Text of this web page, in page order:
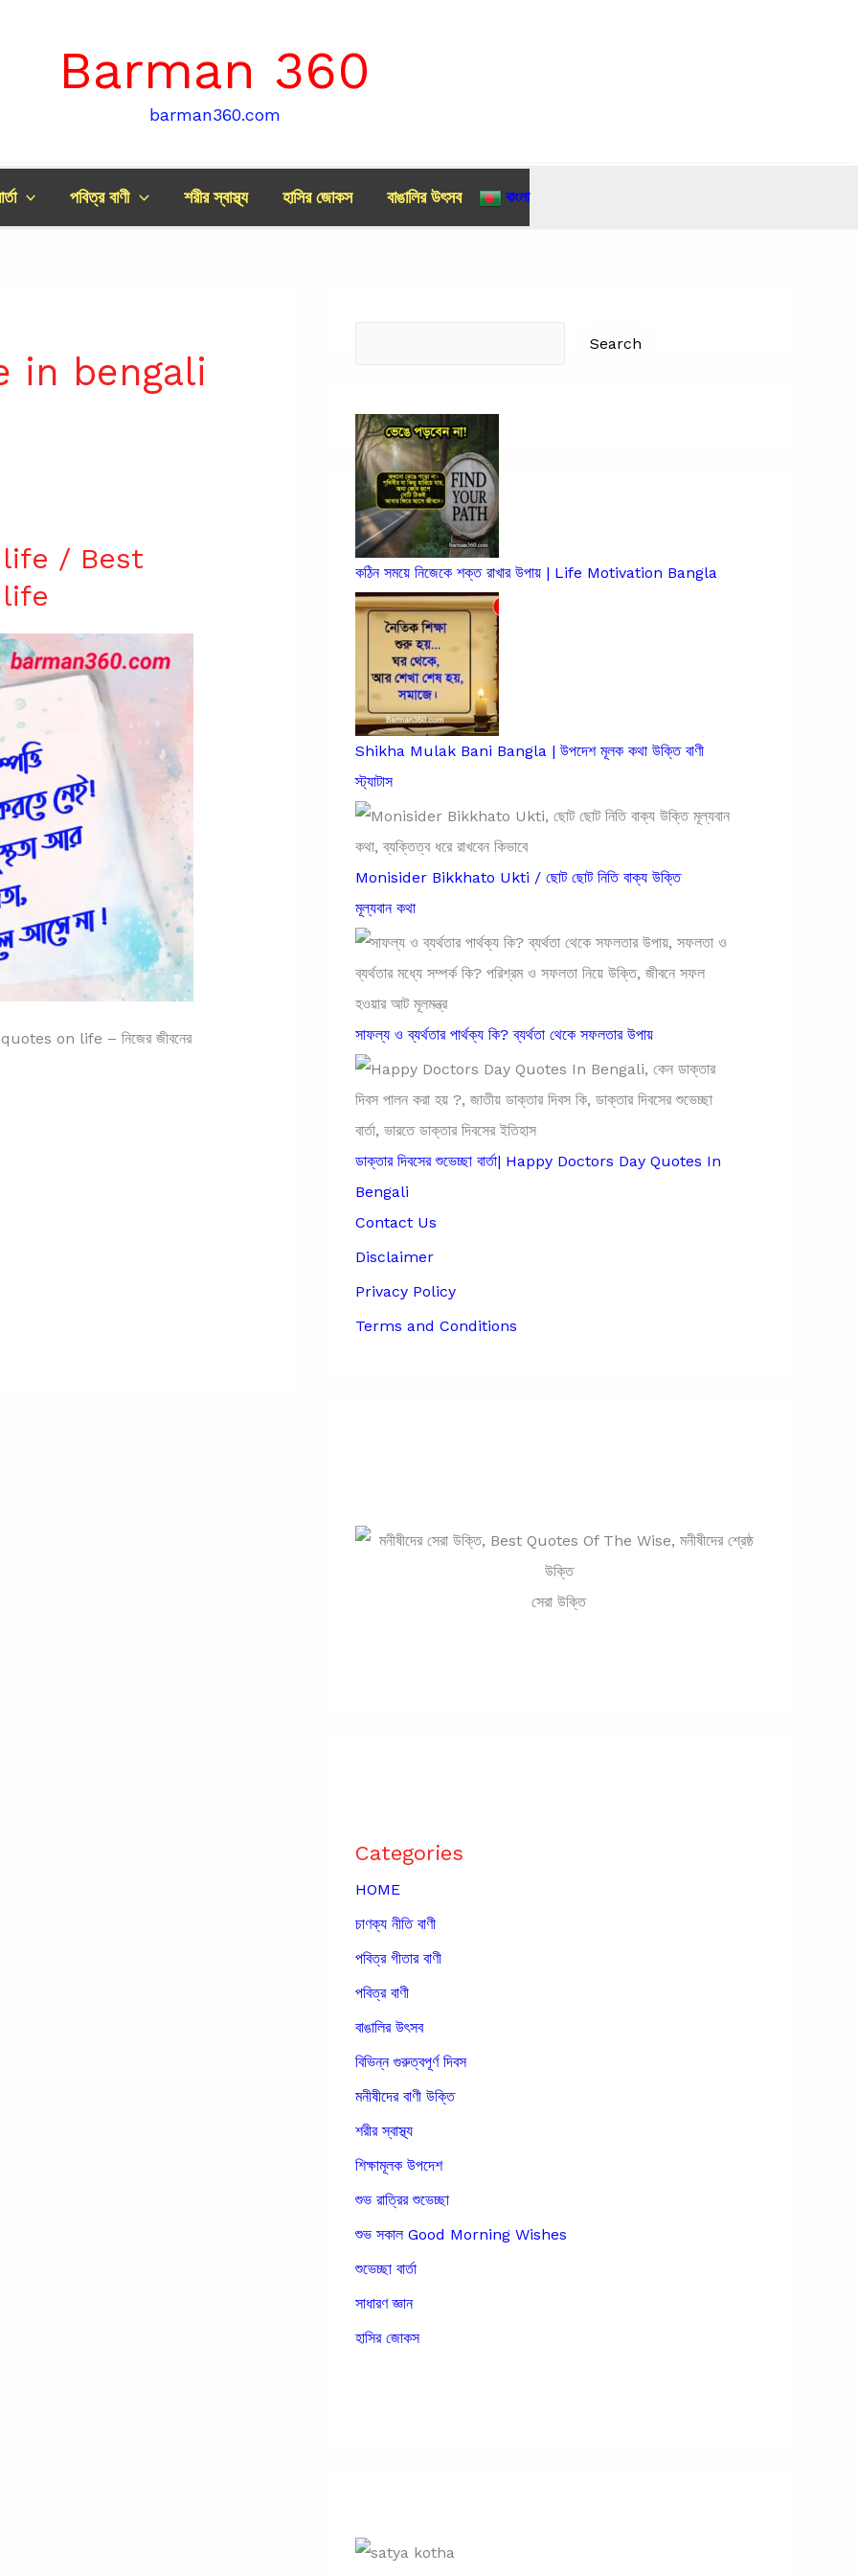
Barman 360
barman360.com
পবিত্র বাণী শরীর স্বাস্থ্য হাসির জোকস বাঙালির উৎসব বাংলা
in bengali
life / Best
on life – নিজের জীবনের
Search
কঠিন সময়ে নিজেকে শক্ত রাখার উপায় | Life Motivation Bangla
Shikha Mulak Bani Bangla | উপদেশ মূলক কথা উক্তি বাণী
স্ট্যাটাস
Monisider Bikkhato Ukti / ছোট ছোট নিতি বাক্য উক্তি
মূল্যবান কথা
সাফল্য ও ব্যর্থতার পার্থক্য কি? ব্যর্থতা থেকে সফলতার উপায়
ডাক্তার দিবসের শুভেচ্ছা বার্তা| Happy Doctors Day Quotes In
Bengali
Contact Us
Disclaimer
Privacy Policy
Terms and Conditions
সেরা উক্তি
Categories
HOME
চাণক্য নীতি বাণী
পবিত্র গীতার বাণী
পবিত্র বাণী
বাঙালির উৎসব
বিভিন্ন গুরুত্বপূর্ণ দিবস
মনীষীদের বাণী উক্তি
শরীর স্বাস্থ্য
শিক্ষামূলক উপদেশ
শুভ রাত্রির শুভেচ্ছা
শুভ সকাল Good Morning Wishes
শুভেচ্ছা বার্তা
সাধারণ জ্ঞান
হাসির জোকস